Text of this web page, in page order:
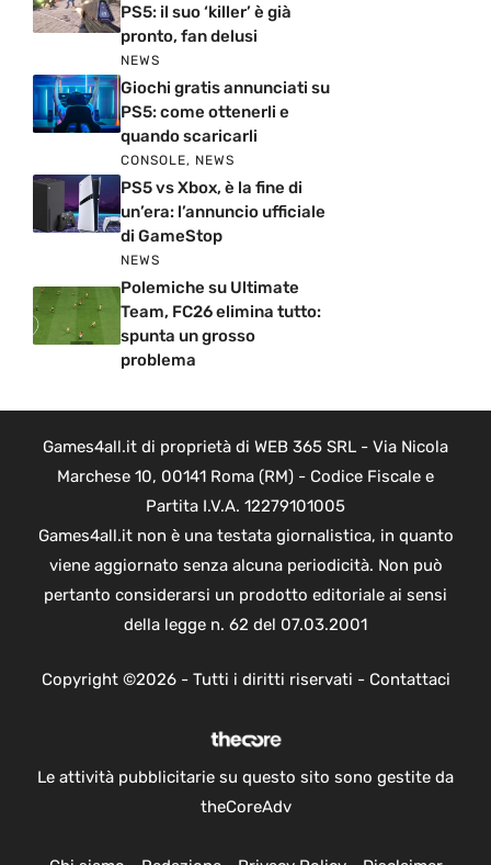
PS5: il suo ‘killer’ è già
pronto, fan delusi
NEWS
Giochi gratis annunciati su
PS5: come ottenerli e
quando scaricarli
CONSOLE, NEWS
PS5 vs Xbox, è la fine di
un’era: l’annuncio ufficiale
di GameStop
NEWS
Polemiche su Ultimate
Team, FC26 elimina tutto:
spunta un grosso
problema
Games4all.it di proprietà di WEB 365 SRL - Via Nicola
Marchese 10, 00141 Roma (RM) - Codice Fiscale e
Partita I.V.A. 12279101005
Games4all.it non è una testata giornalistica, in quanto
viene aggiornato senza alcuna periodicità. Non può
pertanto considerarsi un prodotto editoriale ai sensi
della legge n. 62 del 07.03.2001
Copyright ©2026 - Tutti i diritti riservati - Contattaci
Le attività pubblicitarie su questo sito sono gestite da
theCoreAdv